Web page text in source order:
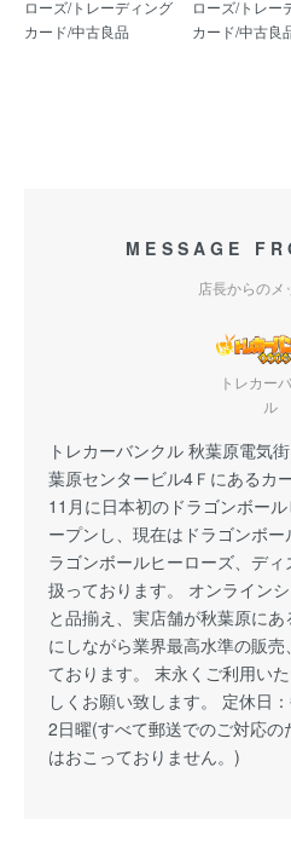
ローズ/トレーディング
カード/中古良品
ローズ/トレー
カード/中古良
MESSAGE
店長からのメ
トレカー
ル
トレカーバンクル 秋葉原電気
葉原センタービル4Ｆにあるカ
11月に日本初のドラゴンボー
ープンし、現在はドラゴンボ
ラゴンボールヒーローズ、デ
扱っております。 オンライン
と品揃え、実店舗が秋葉原に
にしながら業界最高水準の販
ております。 末永くご利用い
しくお願い致します。 定休日
2日曜(すべて郵送でのご対応の
はおこっておりません。)